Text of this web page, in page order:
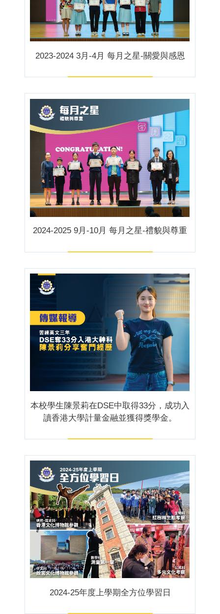
2023-2024 3月-4月 每月之星-關愛與感恩
2024-2025 9月-10月 每月之星-禮貌與尊重
本校學生陳景莉在DSE中取得33分，成功入
讀香港大學計量金融並獲得獎學金。
2024-25年度上學期全方位學習日